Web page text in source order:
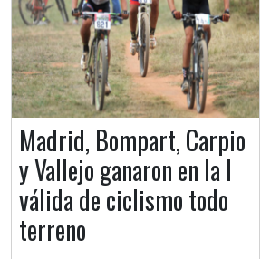
Madrid, Bompart, Carpio
y Vallejo ganaron en la I
válida de ciclismo todo
terreno